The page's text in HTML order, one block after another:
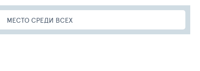
МЕСТО СРЕДИ ВСЕХ